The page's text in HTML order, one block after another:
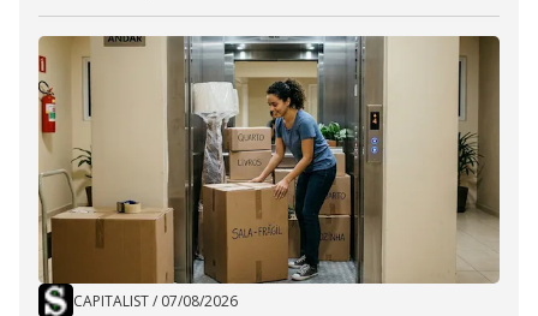
CAPITALIST/ 07/08/2026